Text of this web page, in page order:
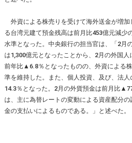
外資による株売りを受けて海外送金が増加
る台湾元建て預金残高は前月比453億元減少
水準となった。中央銀行の担当官は、「2月
は1,300億元となったことから、2月の外国
前年比▲6.8％となったものの、外資による
準を維持した。また、個人投資、及び、法人
14.3％となった。2月の外貨預金は前月比
は、主に為替レートの変動による資産配分
金の支払いによるものである。」と述べた。